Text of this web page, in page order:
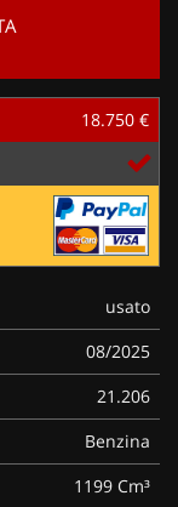
18.750 €
usato
08/2025
21.206
Benzina
1199 Cm³